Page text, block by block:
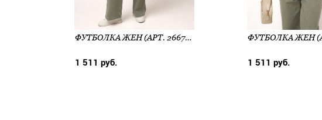
ФУТБОЛКА ЖЕН (АРТ. 266710КК_П1)
1 511 руб. 1 511 руб.